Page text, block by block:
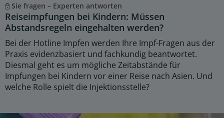
Sie fragen – Experten antworten
Reiseimpfungen bei Kindern: Müssen
Abstandsregeln eingehalten werden?
Bei der Hotline Impfen werden Ihre Impf-Fragen aus der
Praxis evidenzbasiert und fachkundig beantwortet.
Diesmal geht es um mögliche Zeitabstände für
Impfungen bei Kindern vor einer Reise nach Asien. Und
welche Rolle spielt die Injektionsstelle?